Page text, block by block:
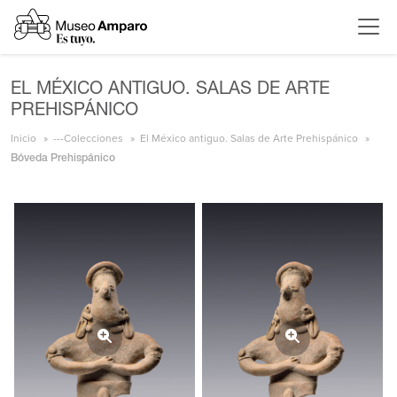
EL MÉXICO ANTIGUO. SALAS DE ARTE
PREHISPÁNICO
Inicio ---Colecciones El México antiguo. Salas de Arte Prehispánico
Bóveda Prehispánico